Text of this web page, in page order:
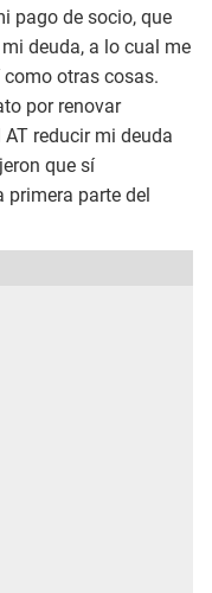
pago de socio, que
deuda, a lo cual me
otras cosas.
por renovar
reducir mi deuda
que sí
primera parte del